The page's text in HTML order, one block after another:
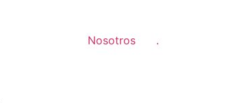
Nosotros .